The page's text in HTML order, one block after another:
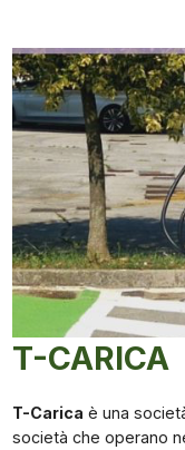
T-CARICA
T-Carica è una
società che operano